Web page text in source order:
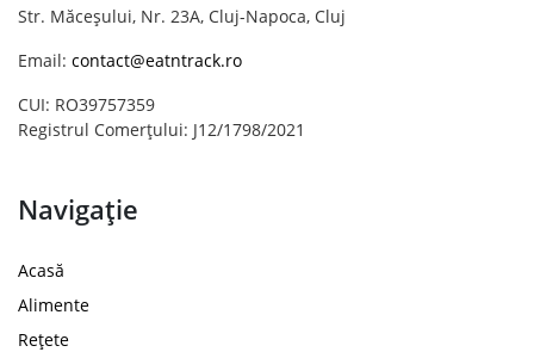
Str. Măceșului, Nr. 23A, Cluj-Napoca, Cluj
Email: contact@eatntrack.ro
CUI: RO39757359
Registrul Comerțului: J12/1798/2021
Navigație
Acasă
Alimente
Rețete